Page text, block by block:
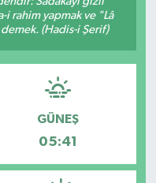
i rahim yapmak ve "Lâ
(Hadis-i Şerif)
GÜNEŞ
05:41